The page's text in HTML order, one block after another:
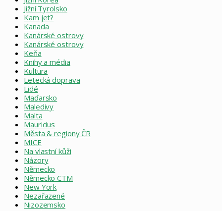
Jižní Tyrolsko
Kam jet?
Kanada
Kanárské ostrovy
Kanárské ostrovy
Keňa
Knihy a média
Kultura
Letecká doprava
Lidé
Maďarsko
Maledivy
Malta
Mauricius
Města & regiony ČR
MICE
Na vlastní kůži
Názory
Německo
Německo CTM
New York
Nezařazené
Nizozemsko